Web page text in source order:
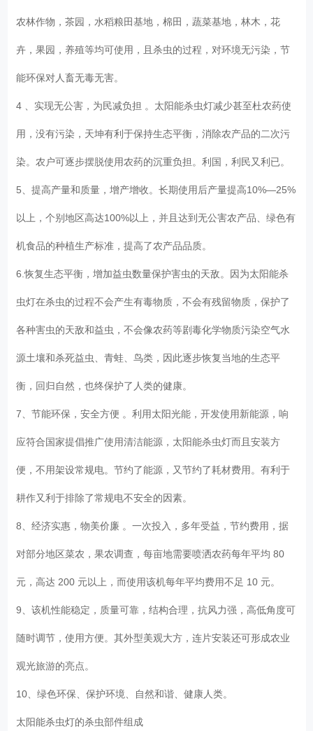
农林作物，茶园，水稻粮田基地，棉田，蔬菜基地，林木，花
卉，果园，养殖等均可使用，且杀虫的过程，对环境无污染，节
能环保对人畜无毒无害。
4 、实现无公害，为民减负担 。太阳能杀虫灯减少甚至杜农药使
用，没有污染，天坤有利于保持生态平衡，消除农产品的二次污
染。农户可逐步摆脱使用农药的沉重负担。利国，利民又利已。
5、提高产量和质量，增产增收。长期使用后产量提高10%—25%
以上，个别地区高达100%以上，并且达到无公害农产品、绿色有
机食品的种植生产标准，提高了农产品品质。
6.恢复生态平衡，增加益虫数量保护害虫的天敌。因为太阳能杀
虫灯在杀虫的过程不会产生有毒物质，不会有残留物质，保护了
各种害虫的天敌和益虫，不会像农药等剧毒化学物质污染空气水
源土壤和杀死益虫、青蛙、鸟类，因此逐步恢复当地的生态平
衡，回归自然，也终保护了人类的健康。
7、节能环保，安全方便 。利用太阳光能，开发使用新能源，响
应符合国家提倡推广使用清洁能源，太阳能杀虫灯而且安装方
便，不用架设常规电。节约了能源，又节约了耗材费用。有利于
耕作又利于排除了常规电不安全的因素。
8、经济实惠，物美价廉 。一次投入，多年受益，节约费用，据
对部分地区菜农，果农调查，每亩地需要喷洒农药每年平均 80
元，高达 200 元以上，而使用该机每年平均费用不足 10 元。
9、该机性能稳定，质量可靠，结构合理，抗风力强，高低角度可
随时调节，使用方便。其外型美观大方，连片安装还可形成农业
观光旅游的亮点。
10、绿色环保、保护环境、自然和谐、健康人类。
太阳能杀虫灯的杀虫部件组成